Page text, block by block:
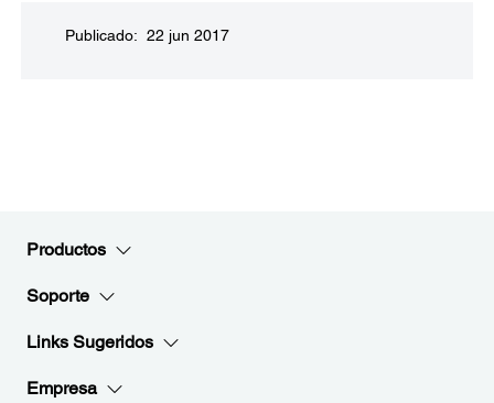
Publicado: 22 jun 2017
Productos
Soporte
Links Sugeridos
Empresa